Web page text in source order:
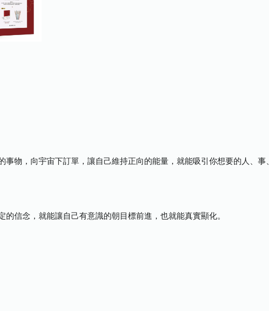
物，向宇宙下訂單，讓自己維持正向的能量，就能吸引你想要的人、事
信念，就能讓自己有意識的朝目標前進，也就能真實顯化。